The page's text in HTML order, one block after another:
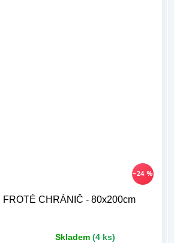
–24 %
CHRÁNIČ - 80x200cm
Skladem (4 ks)